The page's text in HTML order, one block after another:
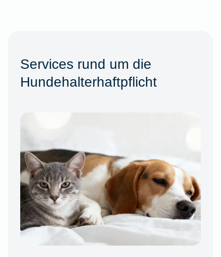
Services rund um die
Hundehalterhaftpflicht